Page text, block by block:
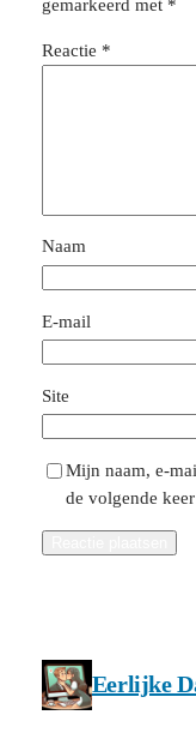
gemarkeerd met *
Reactie *
Naam
E-mail
Site
Mijn naam, e-
de volgende
Eerlijke